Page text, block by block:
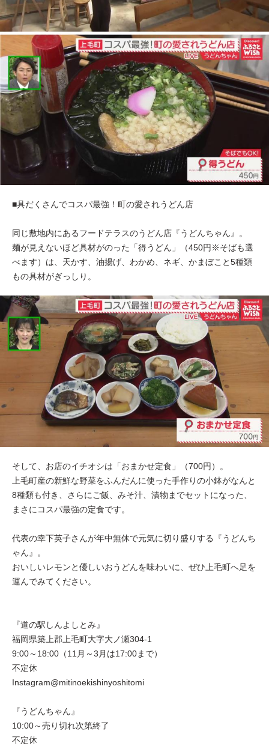
■具だくさんでコスパ最強！町の愛されうどん店
同じ敷地内にあるフードテラスのうどん店『うどんちゃん』。
麺が見えないほど具材がのった「得うどん」（450円※そばも選
べます）は、天かす、油揚げ、わかめ、ネギ、かまぼこと5種類
もの具材がぎっしり。
そして、お店のイチオシは「おまかせ定食」（700円）。
上毛町産の新鮮な野菜をふんだんに使った手作りの小鉢がなんと
8種類も付き、さらにご飯、みそ汁、漬物までセットになった、
まさにコスパ最強の定食です。
代表の幸下英子さんが年中無休で元気に切り盛りする『うどんち
ゃん』。
おいしいレモンと優しいおうどんを味わいに、ぜひ上毛町へ足を
運んでみてください。
『道の駅しんよしとみ』
福岡県築上郡上毛町大字大ノ瀬304-1
9:00～18:00（11月～3月は17:00まで）
不定休
Instagram@mitinoekishinyoshitomi
『うどんちゃん』
10:00～売り切れ次第終了
不定休